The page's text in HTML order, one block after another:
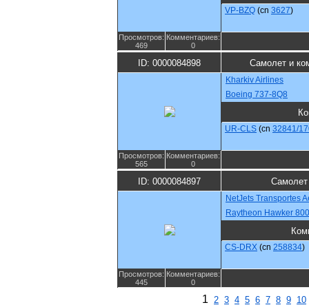
VP-BZQ (cn 3627)
Просмотров:
469
Комментариев:
0
ID: 0000084898 Самолет и
Kharkiv Airlines
Boeing 737-8Q8
UR-CLS (cn 32841/
Просмотров:
565
Комментариев:
0
ID: 0000084897 Самолет
NetJets Transportes
Raytheon Hawker
CS-DRX (cn 258834)
Просмотров:
445
Комментариев:
0
1 2 3 4 5 6 7 8 9 10